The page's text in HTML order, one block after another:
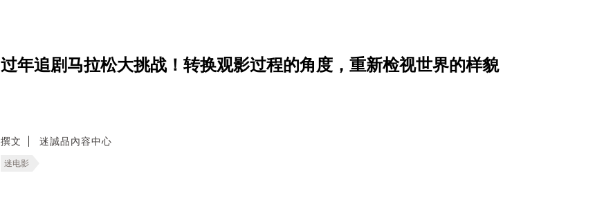
过年追剧马拉松大挑战！转换观影过程的角度，重新检视世界的样貌
撰文 迷誠品內容中心
迷电影